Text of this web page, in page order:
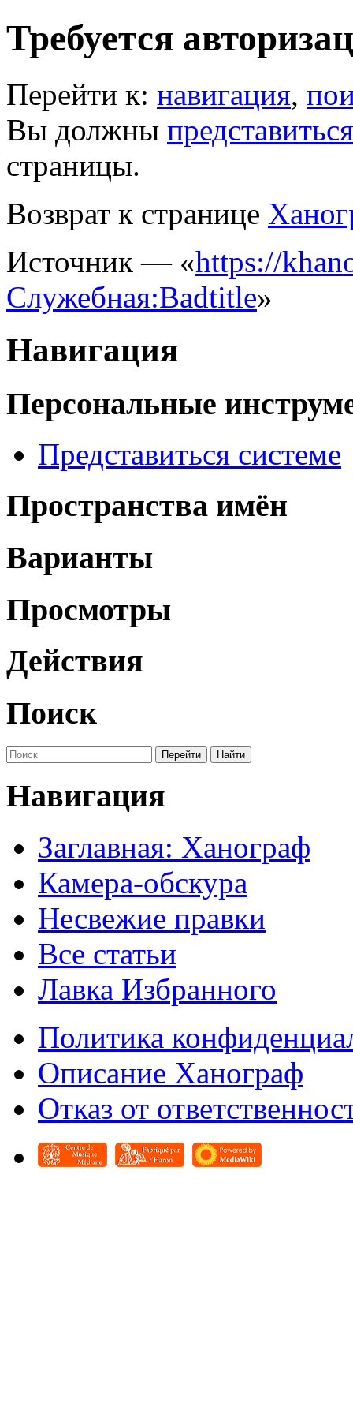
Требуется
Перейти к: навигация,
Вы должны представиться
страницы.
Возврат к странице
Источник — «https://
Служебная:Badtitle»
Навигация
Персональные
Представиться системе
Пространства имён
Варианты
Просмотры
Действия
Поиск
Навигация
Заглавная: Ханограф
Камера-обскура
Несвежие правки
Все статьи
Лавка Избранного
Политика
Описание Ханограф
Отказ от